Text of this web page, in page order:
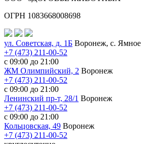
ОГРН 1083668008698
ул. Советская, д. 1Б Воронеж, с. Ямное
+7 (473) 211-00-52
с 09:00 до 21:00
ЖМ Олимпийский, 2 Воронеж
+7 (473) 211-00-52
с 09:00 до 21:00
Ленинский пр-т, 28/1 Воронеж
+7 (473) 211-00-52
с 09:00 до 21:00
Кольцовская, 49 Воронеж
+7 (473) 211-00-52